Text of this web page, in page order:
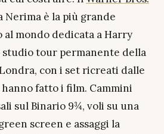
Nerima è la più grande
mondo dedicata a Harry
tour permanente della
con i set ricreati dalle
fatto i film. Cammini
sul Binario 9¾, voli su una
screen e assaggi la